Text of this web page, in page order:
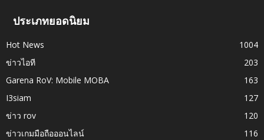
ประเภทยอดนิยม
Hot News
1004
ข่าวไอที
203
Garena RoV: Mobile MOBA
163
I3siam
127
ข่าว rov
120
ข่าวเกมมือถือออนไลน์
116